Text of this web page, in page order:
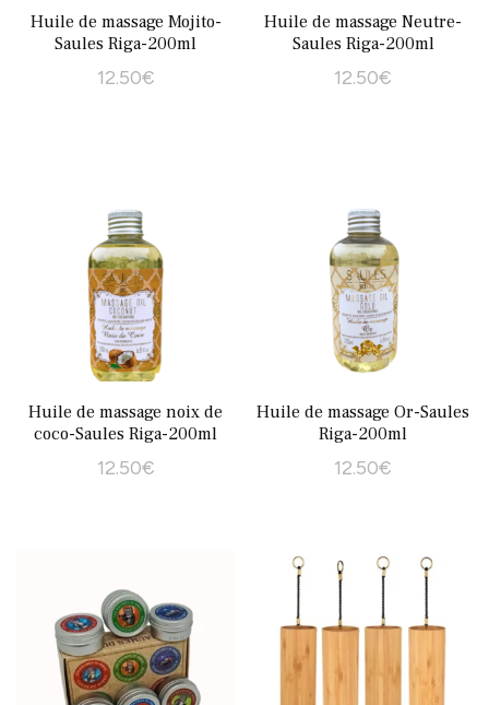
sur
Huile de massage Mojito-
Saules Riga-200ml
12.50€
Huile de massage Neutre-
Saules Riga-200ml
12.50€
Huile de massage noix de
coco-Saules Riga-200ml
12.50€
Huile de massage Or-Saules
Riga-200ml
12.50€